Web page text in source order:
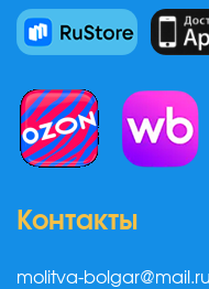
Контакты
molitva-bolgar@mail.ru